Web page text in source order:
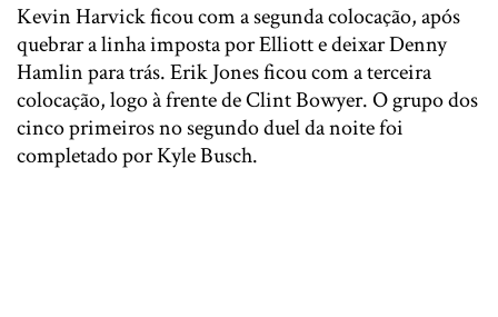
Kevin Harvick ficou com a segunda colocação, após
quebrar a linha imposta por Elliott e deixar Denny
Hamlin para trás. Erik Jones ficou com a terceira
colocação, logo à frente de Clint Bowyer. O grupo dos
cinco primeiros no segundo duel da noite foi
completado por Kyle Busch.